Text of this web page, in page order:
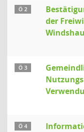
Ö 2
der
Ö 3
Ö 4